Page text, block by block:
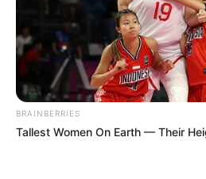
© 2025 EVIANEWS του
BRAINBERRIES
Tallest Women On Earth — Their